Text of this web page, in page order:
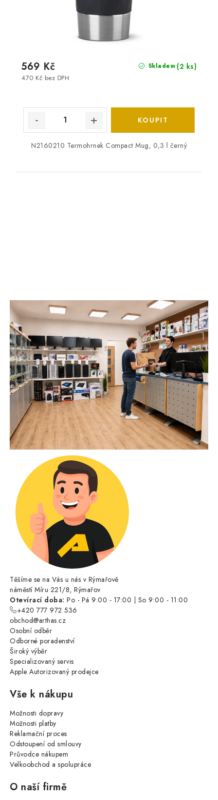
Skladem (2 ks)
470 Kč bez DPH
569 Kč
N2160210 Termohrnek Compact Mug, 0,3 l černý
Těšíme se na Vás u nás v Rýmařově
náměstí Míru 221/8, Rýmařov
Otevírací doba: Po - Pá 9:00 - 17:00 | So 9:00 - 11:00
+420 777 972 536
obchod@arthas.cz
Osobní odběr
Odborné poradenství
Široký výběr
Specializovaný servis
Apple Autorizovaný prodejce
Vše k nákupu
Možnosti dopravy
Možnosti platby
Reklamační proces
Odstoupení od smlouvy
Průvodce nákupem
Velkoobchod a spolupráce
O naší firmě